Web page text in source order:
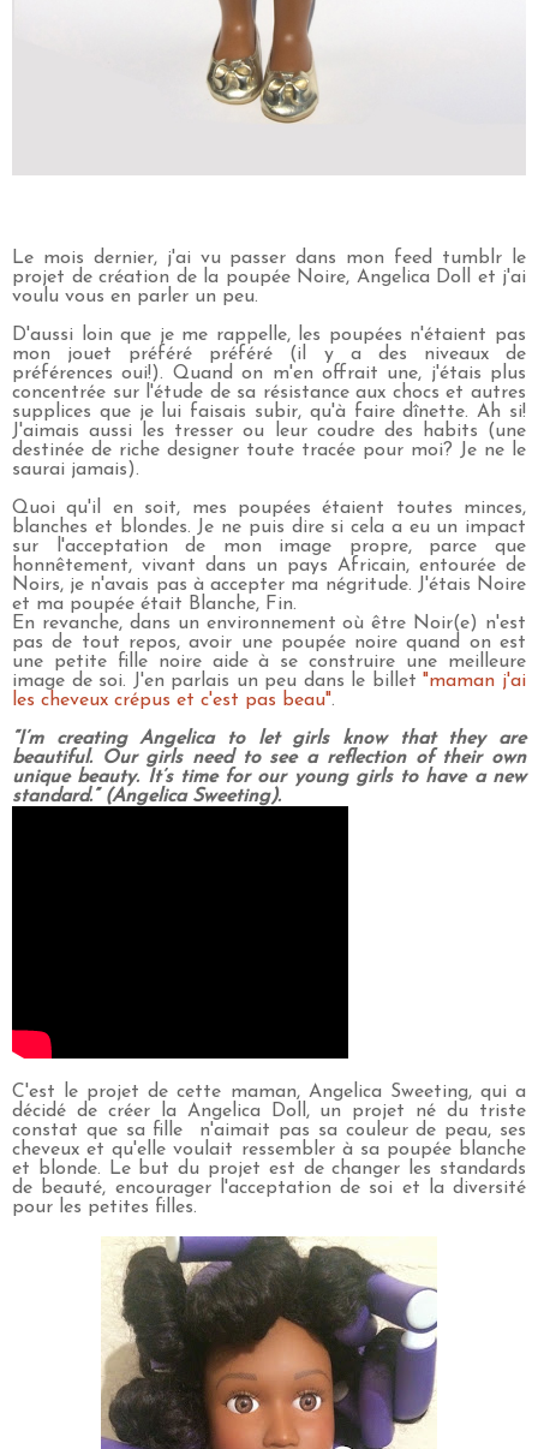
Le mois dernier, j'ai vu passer dans mon feed tumblr le
projet de création de la poupée Noire, Angelica Doll et j'ai
voulu vous en parler un peu.
D'aussi loin que je me rappelle, les poupées n'étaient pas
mon jouet préféré préféré (il y a des niveaux de
préférences oui!). Quand on m'en offrait une, j'étais plus
concentrée sur l'étude de sa résistance aux chocs et autres
supplices que je lui faisais subir, qu'à faire dînette. Ah si!
J'aimais aussi les tresser ou leur coudre des habits (une
destinée de riche designer toute tracée pour moi? Je ne le
saurai jamais).
Quoi qu'il en soit, mes poupées étaient toutes minces,
blanches et blondes. Je ne puis dire si cela a eu un impact
sur l'acceptation de mon image propre, parce que
honnêtement, vivant dans un pays Africain, entourée de
Noirs, je n'avais pas à accepter ma négritude. J'étais Noire
et ma poupée était Blanche, Fin.
En revanche, dans un environnement où être Noir(e) n'est
pas de tout repos, avoir une poupée noire quand on est
une petite fille noire aide à se construire une meilleure
image de soi. J'en parlais un peu dans le billet"maman j'ai
les cheveux crépus et c'est pas beau".
“I’m creating Angelica to let girls know that they are
beautiful. Our girls need to see a reflection of their own
unique beauty. It’s time for our young girls to have a new
standard.” (Angelica Sweeting).
C'est le projet de cette maman, Angelica Sweeting, qui a
décidé de créer la Angelica Doll, un projet né du triste
constat que sa fille n'aimait pas sa couleur de peau, ses
cheveux et qu'elle voulait ressembler à sa poupée blanche
et blonde. Le but du projet est de changer les standards
de beauté, encourager l'acceptation de soi et la diversité
pour les petites filles.